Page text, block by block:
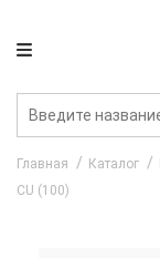
Главная Каталог
CU (100)